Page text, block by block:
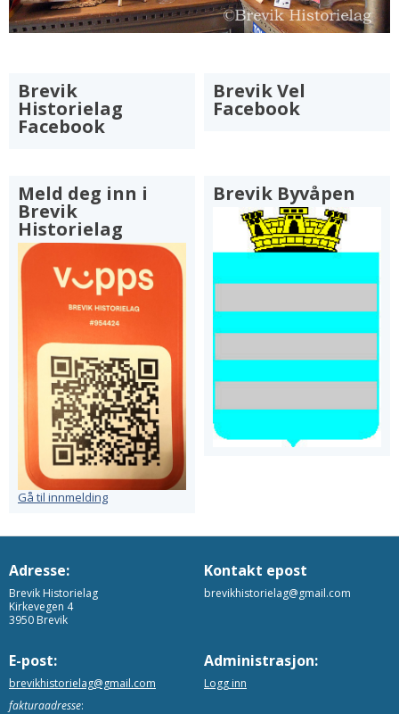
Brevik
Historielag
Facebook
Brevik Vel
Facebook
Meld deg inn i
Brevik
Historielag
Gå til innmelding
Brevik Byvåpen
Adresse:
Brevik Historielag
Kirkevegen 4
3950 Brevik
Kontakt epost
brevikhistorielag@gmail.com
E-post:
brevikhistorielag@gmail.com
fakturaadresse:
Administrasjon:
Logg inn